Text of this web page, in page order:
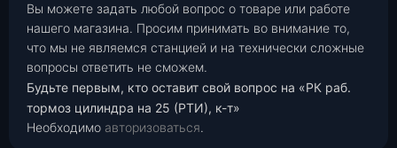
Вы можете задать любой вопрос о товаре или работе
нашего магазина. Просим принимать во внимание то,
что мы не являемся станцией и на технически сложные
вопросы ответить не сможем.
Будьте первым, кто оставит свой вопрос на «РК раб.
тормоз цилиндра на 25 (РТИ), к-т»
Необходимо авторизоваться.